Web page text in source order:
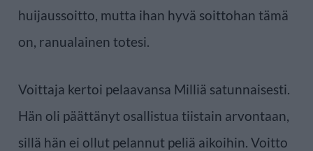
huijaussoitto, mutta ihan hyvä soittohan tämä
on, ranualainen totesi.
Voittaja kertoi pelaavansa Milliä satunnaisesti.
Hän oli päättänyt osallistua tiistain arvontaan,
sillä hän ei ollut pelannut peliä aikoihin. Voitto